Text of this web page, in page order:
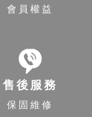
會員權益
售後服務
保固維修